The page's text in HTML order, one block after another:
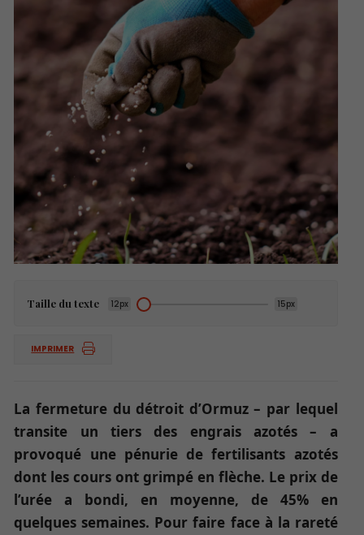
Taille du texte 12px 15px
IMPRIMER
La fermeture du détroit d’Ormuz – par lequel
transite un tiers des engrais azotés – a
provoqué une pénurie de fertilisants azotés
dont les cours ont grimpé en flèche. Le prix de
l’urée a bondi, en moyenne, de 45% en
quelques semaines. Pour faire face à la rareté